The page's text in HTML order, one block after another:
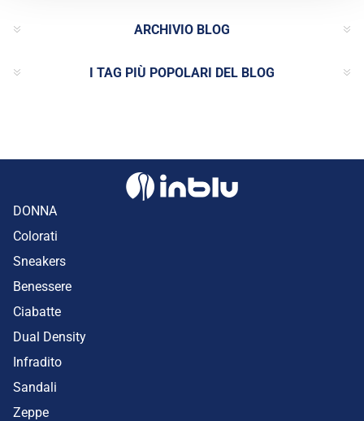
ARCHIVIO BLOG
I TAG PIÙ POPOLARI DEL BLOG
DONNA
Colorati
Sneakers
Benessere
Ciabatte
Dual Density
Infradito
Sandali
Zeppe